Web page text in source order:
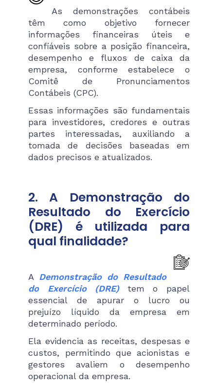
As demonstrações contábeis
têm como objetivo fornecer
informações financeiras úteis e
confiáveis sobre a posição financeira,
desempenho e fluxos de caixa da
empresa, conforme estabelece o
Comitê de Pronunciamentos
Contábeis (CPC).
Essas informações são fundamentais
para investidores, credores e outras
partes interessadas, auxiliando a
tomada de decisões baseadas em
dados precisos e atualizados​.
2. A Demonstração do
Resultado do Exercício
(DRE) é utilizada para
qual finalidade?
A Demonstração do Resultado
do Exercício (DRE)tem o papel
essencial de apurar o lucro ou
prejuízo líquido da empresa em
determinado período.
Ela evidencia as receitas, despesas e
custos, permitindo que acionistas e
gestores avaliem o desempenho
operacional da empresa.